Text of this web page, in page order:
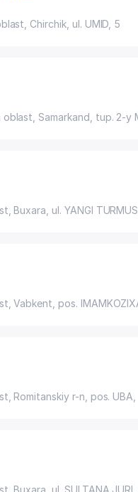
Chirchik, ul. UMID , 5
Samarkand, tup. 2-y
Buxara, ul. YANGI
Vabkent, pos.
Romitanskiy r-n, pos. UBA
Buxara, ul. SULTANA JURI